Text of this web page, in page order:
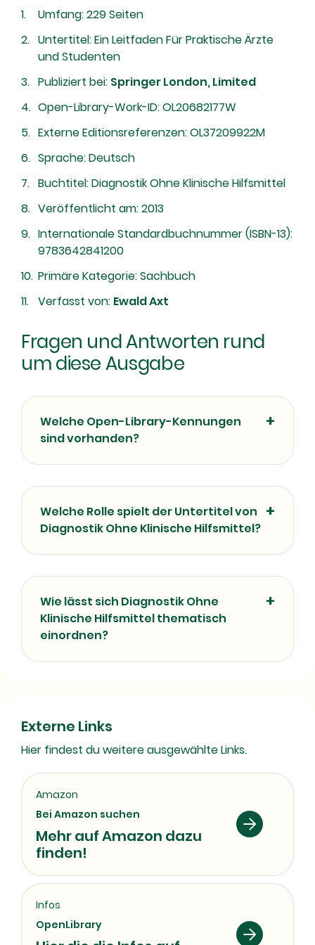
Umfang: 229 Seiten
Untertitel: Ein Leitfaden Für Praktische Ärzte
und Studenten
Publiziert bei: Springer London, Limited
Open-Library-Work-ID: OL20682177W
Externe Editionsreferenzen: OL37209922M
Sprache: Deutsch
Buchtitel: Diagnostik Ohne Klinische Hilfsmittel
Veröffentlicht am: 2013
Internationale Standardbuchnummer (ISBN-13):
9783642841200
Primäre Kategorie: Sachbuch
Verfasst von: Ewald Axt
Fragen und Antworten rund
um diese Ausgabe
Welche Open-Library-Kennungen
sind vorhanden?
Welche Rolle spielt der Untertitel von
Diagnostik Ohne Klinische Hilfsmittel?
Wie lässt sich Diagnostik Ohne
Klinische Hilfsmittel thematisch
einordnen?
Externe Links
Hier findest du weitere ausgewählte Links.
Amazon
Bei Amazon suchen
Mehr auf Amazon dazu
finden!
Infos
OpenLibrary